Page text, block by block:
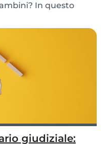
In questo
giudiziale: